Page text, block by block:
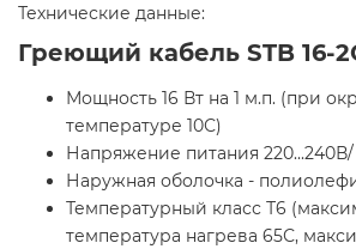
Технические данные:
Греющий кабель STB 16-
Мощность 16 Вт на 1 м.п. (при
температуре 10С)
Напряжение питания 220...240В/
Наружная оболочка -
Температурный класс Т6
температура нагрева 65С,